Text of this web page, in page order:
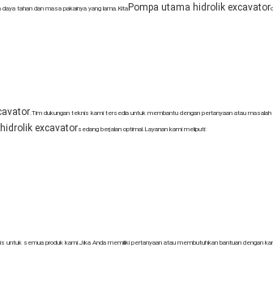
tahan dan masa pakainya yang lama.Kita Pompa utama hidrolik excavator
.Tim dukungan teknis kami tersedia untuk membantu dengan pertanyaan atau masalah
excavatorsedang berjalan optimal.Layanan kami meliputi:
untuk semua produk kami.Jika Anda memiliki pertanyaan atau membutuhkan bantuan dengan